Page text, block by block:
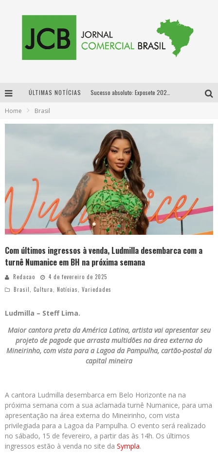
ÚLTIMAS NOTÍCIAS
Home Brasil
Com últimos ingressos à venda, Ludmilla desembarca com a
turnê Numanice em BH na próxima semana
Redacao
4 de fevereiro de 2025
Brasil, Cultura, Notícias, Variedades
Ludmilla – Steff Lima.
Maior cantora preta da América Latina, artista vai apresentar seu
projeto de pagode que arrasta multidões na área externa do
Mineirinho, com vista para a Lagoa da Pampulha, cartão-postal da
capital mineira
A cantora Ludmilla desembarca em Belo Horizonte na na
próxima semana com a sua aclamada turnê Numanice, para uma
apresentação na área externa do Mineirinho, com vista
privilegiada para a Lagoa da Pampulha. O evento será realizado
no sábado, 15 de fevereiro, a partir das às 14h. Os últimos
ingressos estão à venda no site da Sympla.